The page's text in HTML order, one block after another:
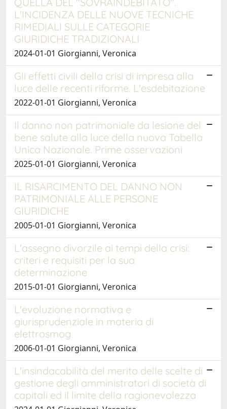
L'INCIDENZA DELLE NUOVE TECNICHE
RIMEDIALI SULLE CATEGORIE
GIURIDICHE TRADIZIONALI
2024-01-01 Giorgianni, Veronica
Gli effetti civili della crisi di impresa alla
luce delle recenti riforme. L'esdebitazione
2022-01-01 Giorgianni, Veronica
Il danno non patrimoniale da lesione del
bene salute alla luce della nuova Tabella
Unica Nazionale. Prime osservazioni
2025-01-01 Giorgianni, Veronica
IL RISARCIMENTO DEL DANNO NON
PATRIMONIALE ALLE PERSONE
GIURIDICHE
2005-01-01 Giorgianni, Veronica
L'assegno divorzile ai tempi della crisi:
criteri e requisiti per la sua
determinazione
2015-01-01 Giorgianni, Veronica
L'evoluzione normativa e
giurisprudenziale in materia di
elettrosmog
2006-01-01 Giorgianni, Veronica
L'insindacabilità del merito delle scelte di
gestione degli amministratori di società di
capitali ed il limite della ragionevolezza